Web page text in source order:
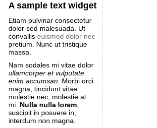
A sample text widget
Etiam pulvinar consectetur
dolor sed malesuada. Ut
convallis euismod dolor nec
pretium. Nunc ut tristique
massa.
Nam sodales mi vitae dolor
ullamcorper et vulputate
enim accumsan. Morbi orci
magna, tincidunt vitae
molestie nec, molestie at
mi. Nulla nulla lorem,
suscipit in posuere in,
interdum non magna.